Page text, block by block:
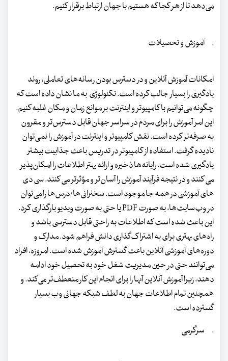
می‌دهد تا از هر کجا که هستیم با جهان ارتباط برقرار کنیم.
· آموزش و تحصیلات
امکانات آموزش آنلاین و در دسترس بودن رسانه‌های تعاملی، روند
یادگیری را بسیار جالب کرده است. تکنولوژی به ما نشان داده است که
چگونه می‌توانیم با کامپیوتر و اینترنت بر موانع زمان و مکان غلبه کنیم.
این امر آموزش را برای مردم در سراسر جهان قابل دسترس‌تر و مقرون
به صرفه‌تر کرده است. نقش کامپیوتر و اینترنت در آموزش را نمی‌توان
نادیده گرفت. استفاده از کامپیوتر در تدریس باعث جذابیت بیشتر
یادگیری شده است. رایانه‌ها ذخیره و ارائه بهتر اطلاعات را امکان‌پذیر
می کنند و در نتیجه فرآیند آموزش را آسان‌تر و مؤثرتر می کنند. سی دی
های آموزشی در همه جا موجود است. سخنرانی‌ها/درس‌ها را می‌توان
در وب‌سایت‌ها، به صورت PDF یا حتی به صورت ویدیو بارگذاری کرد.
این باعث شده است که اطلاعات به راحتی قابل دسترسی باشد و
راه‌های بهتری برای به اشتراک‌گذاری دانش فراهم شود. مدارک و
دوره‌های آموزشی آنلاین باعث گسترش آموزش شده است. امروزه، افراد
می‌توانند حتی در حین مدیریت شغل خود به تحصیل خود ادامه
دهند، زیرا آموزش آنلاین آنها را برای انجام این کار منعطف‌تر می‌کند. و
همچنین تمام اطلاعات جهان به لطف شبکه جهانی وب بسیار
گسترده است.
· سرگرمی